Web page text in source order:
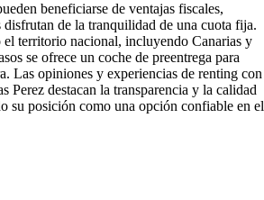
beneficiarse de ventajas fiscales,
disfrutan de la tranquilidad de una cuota fija.
el territorio nacional, incluyendo Canarias y
se ofrece un coche de preentrega para
Las opiniones y experiencias de renting con
Perez destacan la transparencia y la calidad
su posición como una opción confiable en el